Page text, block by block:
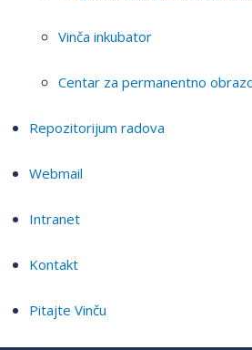
Vinča inkubator
Centar za permanentno
Repozitorijum radova
Webmail
Intranet
Kontakt
Pitajte Vinču